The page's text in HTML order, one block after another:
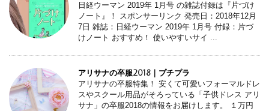
日経ウーマン 2019年 1月号 の雑誌付録は『片づけ
ノート』！ スポンサーリンク 発売日：2018年12月
7日 雑誌：日経ウーマン 2019年 1月号 付録：片づ
けノート おすすめ！ 使いやすいサイ ...
アリサナの卒服2018 | プチプラ
アリサナの卒服特集！ 安くて可愛いフォーマルドレ
スやスクール用品がそろっている「子供ドレス アリ
サナ」の卒服2018の情報をお届けします。 １万円